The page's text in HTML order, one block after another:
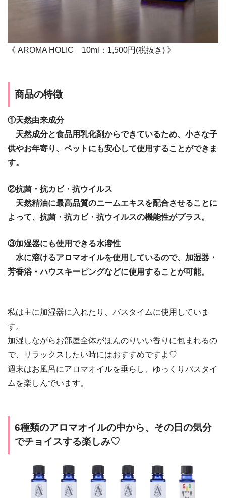
《 AROMA HOLIC 10ml：1,500円(税抜き) 》
商品の特徴
①天然由来成分
天然成分と食品用乳化剤からできているため、小さな子
供やお年寄り、ペットにも安心して使用することができま
す。
②抗菌・抗カビ・抗ウイルス
天然精油に最高品質のニームエキスを配合させることに
よって、抗菌・抗カビ・抗ウイルスの機能性がプラス。
③加湿器にも使用できる水溶性
水に溶けるアロマオイルを使用しているので、加湿器・
芳香浴・ハウスキーピングなどに使用することが可能。
私は主に加湿器に入れたり、バスタイムに使用していま
す。
加湿しながらお部屋全体がほんのりいい香りに包まれるの
で、リラックスしたい時にはおすすめですよ♡
週末はお風呂にアロマオイルを垂らし、ゆっくりバスタイ
ムを楽しんでいます。
6種類のアロマオイルの中から、その日の気分
でチョイスする楽しみ♡